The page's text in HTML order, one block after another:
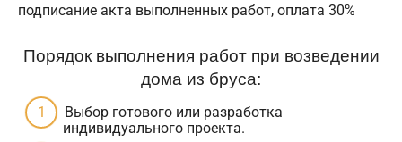
подписание акта выполненных работ, оплата 30%
Порядок выполнения работ при возведении
дома из бруса:
Выбор готового или разработка
индивидуального проекта.